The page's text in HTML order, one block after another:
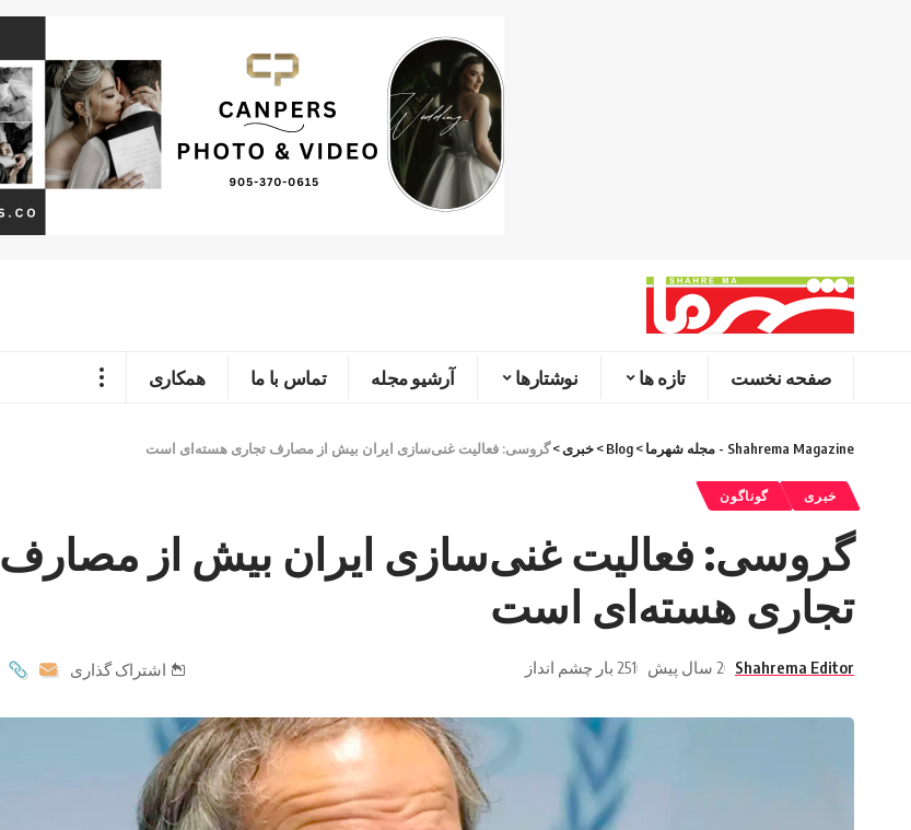
صفحه نخست تازه ها نوشتارها آرشیو مجله تماس با ما همکاری
Shahrema Magazine - مجله شهرما >
Blog
>خبری>گروسی: فعالیت غنی‌سازی ایران بیش از مصارف تجاری هسته‌ای است
خبری گوناگون
گروسی: فعالیت غنی‌سازی ایران بیش از مصارف
تجاری هسته‌ای است
Shahrema Editor 2 سال پیش 251 بار چشم انداز اشتراک گذاری